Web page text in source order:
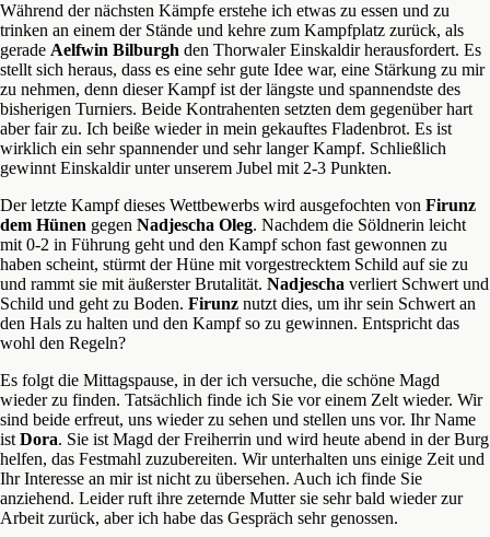
Während der nächsten Kämpfe erstehe ich etwas zu essen und zu
trinken an einem der Stände und kehre zum Kampfplatz zurück, als
gerade Aelfwin Bilburgh den Thorwaler Einskaldir herausfordert. Es
stellt sich heraus, dass es eine sehr gute Idee war, eine Stärkung zu mir
zu nehmen, denn dieser Kampf ist der längste und spannendste des
bisherigen Turniers. Beide Kontrahenten setzten dem gegenüber hart
aber fair zu. Ich beiße wieder in mein gekauftes Fladenbrot. Es ist
wirklich ein sehr spannender und sehr langer Kampf. Schließlich
gewinnt Einskaldir unter unserem Jubel mit 2-3 Punkten.
Der letzte Kampf dieses Wettbewerbs wird ausgefochten von Firunz
dem Hünen gegen Nadjescha Oleg. Nachdem die Söldnerin leicht
mit 0-2 in Führung geht und den Kampf schon fast gewonnen zu
haben scheint, stürmt der Hüne mit vorgestrecktem Schild auf sie zu
und rammt sie mit äußerster Brutalität. Nadjescha verliert Schwert und
Schild und geht zu Boden. Firunz nutzt dies, um ihr sein Schwert an
den Hals zu halten und den Kampf so zu gewinnen. Entspricht das
wohl den Regeln?
Es folgt die Mittagspause, in der ich versuche, die schöne Magd
wieder zu finden. Tatsächlich finde ich Sie vor einem Zelt wieder. Wir
sind beide erfreut, uns wieder zu sehen und stellen uns vor. Ihr Name
ist Dora. Sie ist Magd der Freiherrin und wird heute abend in der Burg
helfen, das Festmahl zuzubereiten. Wir unterhalten uns einige Zeit und
Ihr Interesse an mir ist nicht zu übersehen. Auch ich finde Sie
anziehend. Leider ruft ihre zeternde Mutter sie sehr bald wieder zur
Arbeit zurück, aber ich habe das Gespräch sehr genossen.